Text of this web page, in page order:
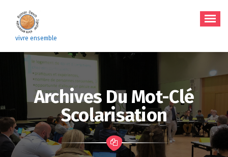
contenu
vivre ensemble
Archives Du Mot-Clé
Scolarisation